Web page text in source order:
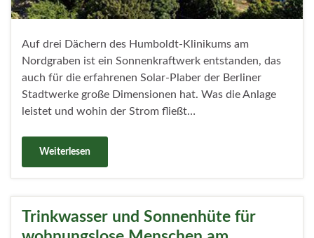
Auf drei Dächern des Humboldt-Klinikums am
Nordgraben ist ein Sonnenkraftwerk entstanden, das
auch für die erfahrenen Solar-Plaber der Berliner
Stadtwerke große Dimensionen hat. Was die Anlage
leistet und wohin der Strom fließt…
Weiterlesen
Trinkwasser und Sonnenhüte für